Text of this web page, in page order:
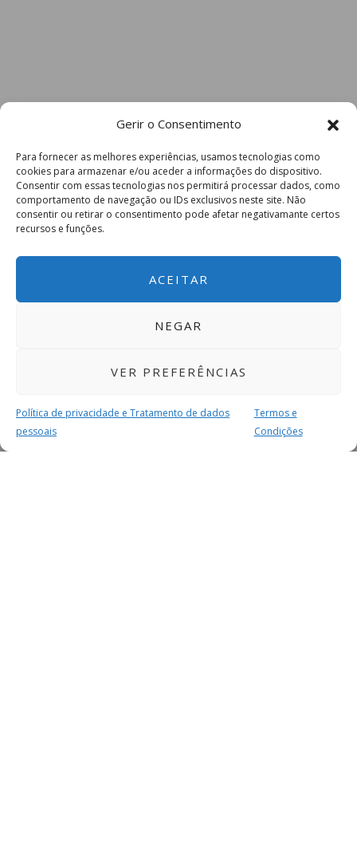
Gerir o Consentimento
Para fornecer as melhores experiências, usamos tecnologias como
cookies para armazenar e/ou aceder a informações do dispositivo.
Consentir com essas tecnologias nos permitirá processar dados, como
comportamento de navegação ou IDs exclusivos neste site. Não
consentir ou retirar o consentimento pode afetar negativamante certos
recursos e funções.
ACEITAR
NEGAR
VER PREFERÊNCIAS
Política de privacidade e Tratamento de dados
pessoais
Termos e
Condições